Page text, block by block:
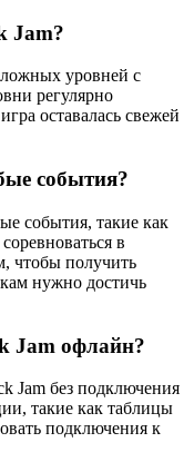
Jam?
уровней с
регулярно
оставалась свежей
события?
события, такие как
в
чтобы получить
нужно достичь
Jam офлайн?
Jam без подключения
такие как таблицы
подключения к